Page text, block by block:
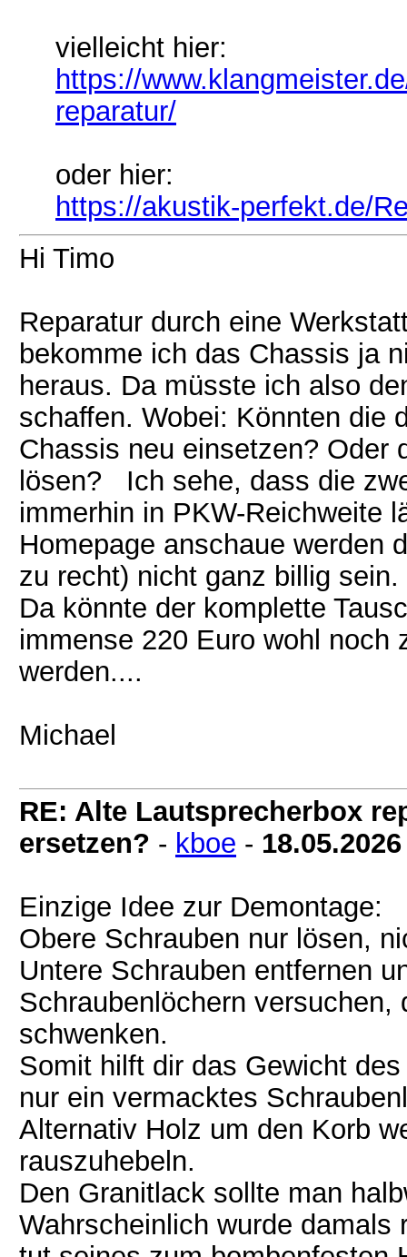
vielleicht hier:
https://
reparatur/
oder hier:
https://akustik-perfekt.de/
Hi Timo
Reparatur durch eine
bekomme ich das Chassis ja
heraus. Da müsste ich also
schaffen. Wobei: Könnten die
Chassis neu einsetzen? Oder
lösen? Ich sehe, dass die
immerhin in PKW-Reichweite
Homepage anschaue werden
zu recht) nicht ganz billig sein.
Da könnte der komplette
immense 220 Euro wohl noch
werden....
Michael
RE: Alte Lautsprecherbox
ersetzen? - kboe - 18.05.2026
Einzige Idee zur Demontage:
Obere Schrauben nur lösen,
Untere Schrauben entfernen
Schraubenlöchern
schwenken.
Somit hilft dir das Gewicht
nur ein vermacktes
Alternativ Holz um den Korb
rauszuhebeln.
Den Granitlack sollte man
Wahrscheinlich wurde